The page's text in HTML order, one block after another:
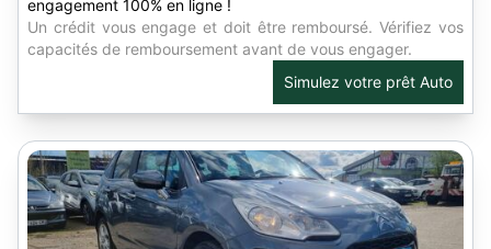
engagement 100% en ligne !
Un crédit vous engage et doit être remboursé. Vérifiez vos
capacités de remboursement avant de vous engager.
Simulez votre prêt Auto